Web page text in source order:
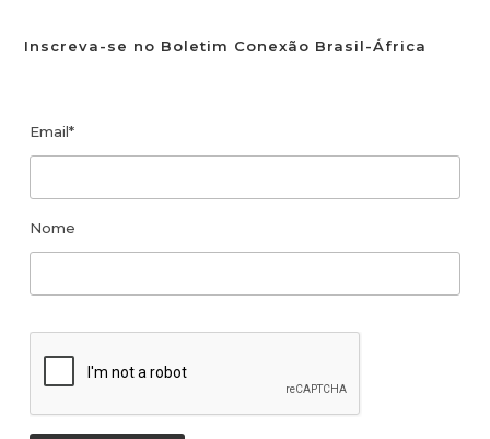
Inscreva-se no Boletim Conexão Brasil-África
Email*
Nome